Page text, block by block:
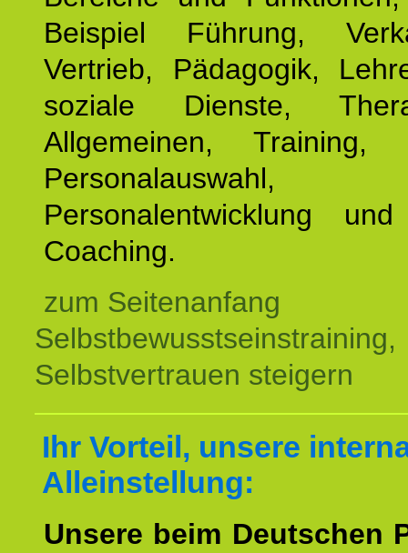
Beispiel Führung,
Vertrieb, Pädagogik,
soziale Dienste,
Allgemeinen, Training,
Personalauswahl,
Personalentwicklung
Coaching.
zum Seitenanfang
Selbstbewusstseinstraining,
Selbstvertrauen steigern
Ihr Vorteil, unsere
Alleinstellung:
Unsere beim Deutschen